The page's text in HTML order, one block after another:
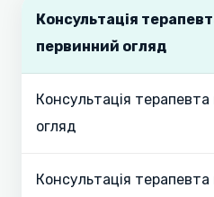
Консультація
первинний огляд
Консультація
огляд
Консультація